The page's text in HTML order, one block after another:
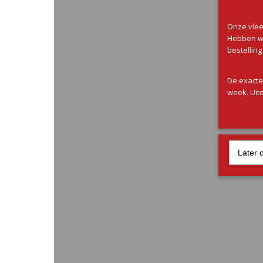
Onze
Hebben
De
week.
Later